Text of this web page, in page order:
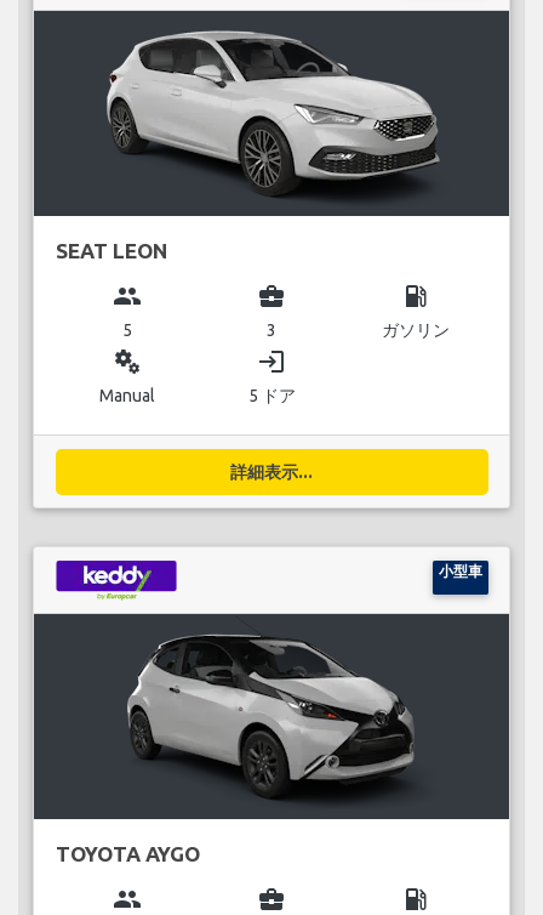
SEAT LEON
group
5
business_center
3
local_gas_station
ガソリン
miscellaneous_services
Manual
login
5 ドア
詳細表示...
小型車
TOYOTA AYGO
group business_center local_gas_station